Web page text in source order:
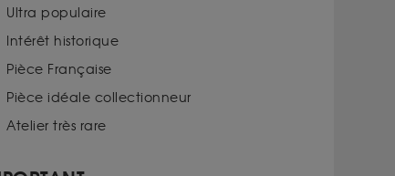
Ultra populaire
Intérêt historique
Pièce Française
Pièce idéale collectionneur
Atelier très rare